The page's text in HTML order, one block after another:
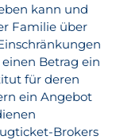
kann und
Familie über
Betrag ein
für deren
ein Angebot
Brokers